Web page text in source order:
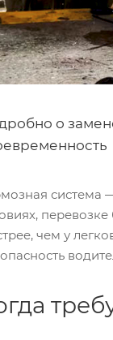
о
система
чем у